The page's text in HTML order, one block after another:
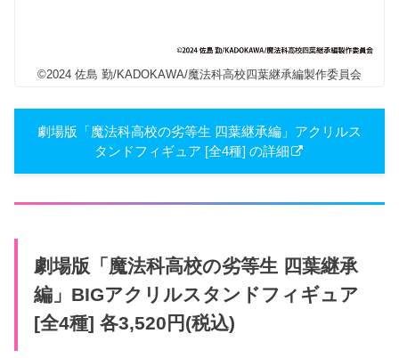
©2024 佐島 勤/KADOKAWA/魔法科高校四葉継承編製作委員会
劇場版「魔法科高校の劣等生 四葉継承編」アクリルス
タンドフィギュア [全4種] の詳細
劇場版「魔法科高校の劣等生 四葉継承
編」BIGアクリルスタンドフィギュア
[全4種] 各3,520円(税込)